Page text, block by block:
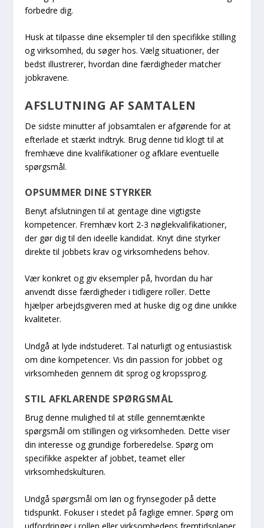
forbedre dig.
Husk at tilpasse dine eksempler til den specifikke stilling
og virksomhed, du søger hos. Vælg situationer, der
bedst illustrerer, hvordan dine færdigheder matcher
jobkravene.
AFSLUTNING AF SAMTALEN
De sidste minutter af jobsamtalen er afgørende for at
efterlade et stærkt indtryk. Brug denne tid klogt til at
fremhæve dine kvalifikationer og afklare eventuelle
spørgsmål.
OPSUMMER DINE STYRKER
Benyt afslutningen til at gentage dine vigtigste
kompetencer. Fremhæv kort 2-3 nøglekvalifikationer,
der gør dig til den ideelle kandidat. Knyt dine styrker
direkte til jobbets krav og virksomhedens behov.
Vær konkret og giv eksempler på, hvordan du har
anvendt disse færdigheder i tidligere roller. Dette
hjælper arbejdsgiveren med at huske dig og dine unikke
kvaliteter.
Undgå at lyde indstuderet. Tal naturligt og entusiastisk
om dine kompetencer. Vis din passion for jobbet og
virksomheden gennem dit sprog og kropssprog.
STIL AFKLARENDE SPØRGSMÅL
Brug denne mulighed til at stille gennemtænkte
spørgsmål om stillingen og virksomheden. Dette viser
din interesse og grundige forberedelse. Spørg om
specifikke aspekter af jobbet, teamet eller
virksomhedskulturen.
Undgå spørgsmål om løn og frynsegoder på dette
tidspunkt. Fokuser i stedet på faglige emner. Spørg om
udfordringer i rollen eller virksomhedens fremtidsplaner.